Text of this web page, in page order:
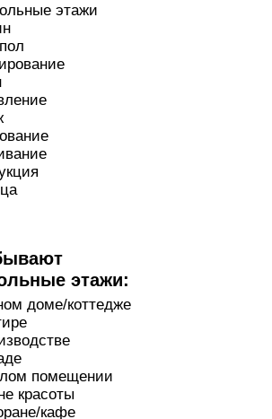
этажи
этажи:
доме/коттедже
помещении
красоты
кафе